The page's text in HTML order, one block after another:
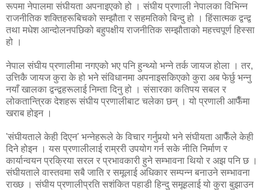
रूपमा नेपालमा संघीयता अपनाइएको हो । संघीय प्रणाली नेपालका विभिन्न
राजनीतिक शक्तिहरूबिचको सम्झौता र सहमतिको बिन्दु हो । हिंसात्मक द्वन्द्व
तथा मधेश आन्दोलनपछिको बहुपक्षीय राजनीतिक सम्झौताको महत्त्वपूर्ण हिस्सा
हो ।
नेपाल संघीय प्रणालीमा नगएको भए पनि हुन्थ्यो भन्ने तर्क जायज होला । तर,
उत्तिकै जायज कुरा के हो भने संविधानमा अपनाइसकिएको कुरा अब फेर्छु भन्नु
नयाँ खालका द्वन्द्वहरूलाई निम्ता दिनु हो । संसारका कतिपय सबल र
लोकतान्त्रिक देशहरू संघीय प्रणालीबाट चलेका छन् । यो प्रणाली आफैँमा
खराब होइन ।
'संघीयताले केही दिएन' भन्नेहरूले के विचार गर्नुपर्‍यो भने संघीयता आफैँले केही
दिने होइन । यस प्रणालीलाई राम्ररी उपयोग गर्न सके नीति निर्माण र
कार्यान्वयन प्रक्रिया सरल र प्रभावकारी हुने सम्भावना थियो र अझ पनि छ ।
संघीयताले वास्तवमा सबै जाति र समूलाई अधिकार सम्पन्न बनाउने सम्भावना
राख्छ । संघीय प्रणालीप्रति सशंकित पहाडी हिन्दु समूहलाई यो कुरा बुझाउन